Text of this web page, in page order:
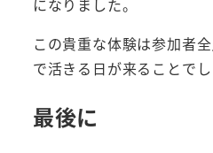
になりました。
この貴重な体験は参加者
で活きる日が来ることでし
最後に